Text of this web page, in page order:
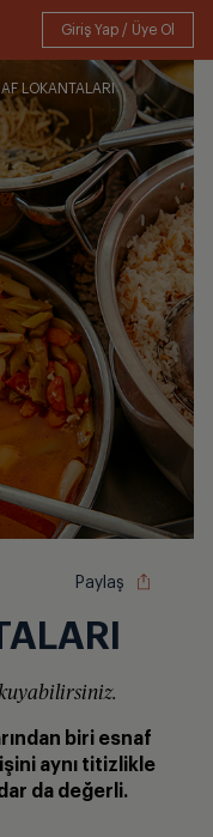
LOKANTALARI
Paylaş
biri esnaf
işini aynı titizlikle
da değerli.